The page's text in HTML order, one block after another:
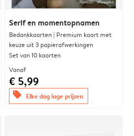
Serif en momentopnamen
Bedankkaarten | Premium kaart met
keuze uit 3 papierafwerkingen
Set van 10 kaarten
Vanaf
€ 5,99
offers Elke dag lage prijzen